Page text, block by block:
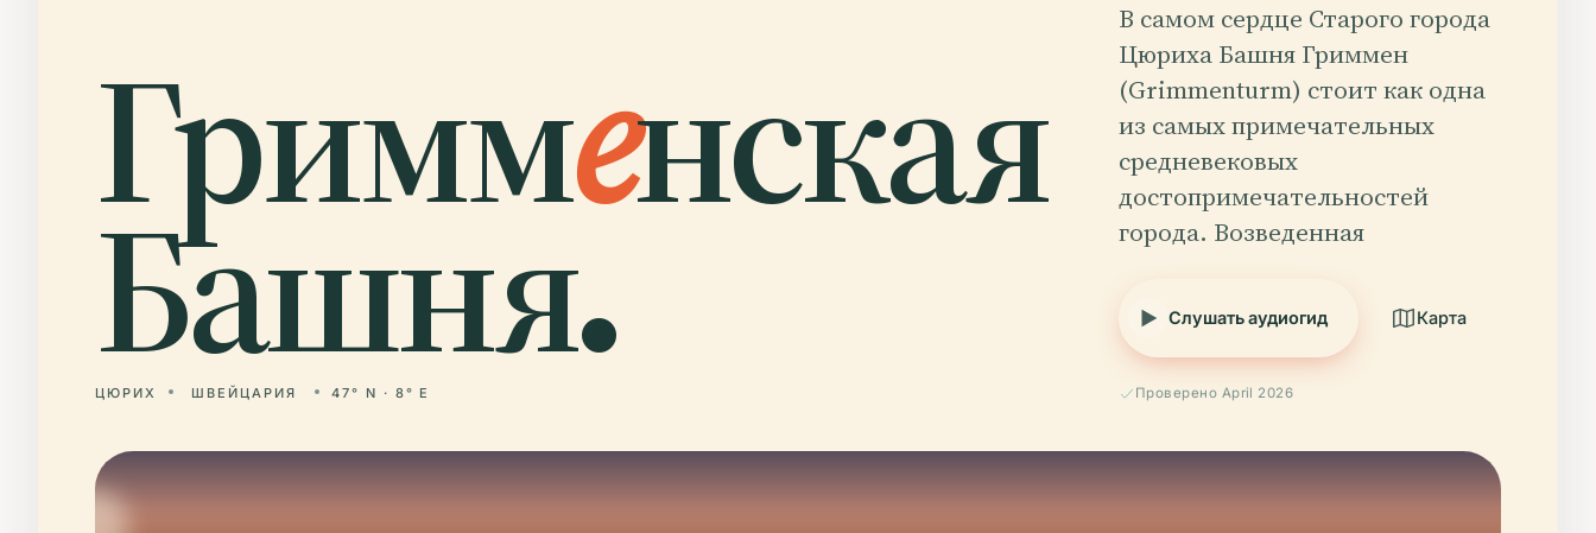
Гримменская
Башня.
ЦЮРИХ ШВЕЙЦАРИЯ 47° N · 8° E
В самом сердце Старого города
Цюриха Башня Гриммен
(Grimmenturm) стоит как одна
из самых примечательных
средневековых
достопримечательностей
города. Возведенная
Слушать аудиогид Карта
Проверено April 2026